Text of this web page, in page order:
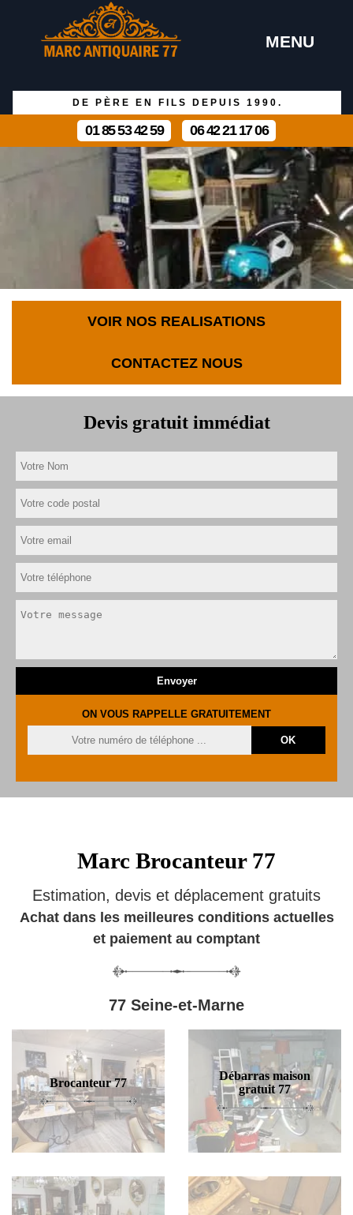
MENU
DE PÈRE EN FILS DEPUIS 1990.
01 85 53 42 59 06 42 21 17 06
VOIR NOS REALISATIONS
CONTACTEZ NOUS
Devis gratuit immédiat
ON VOUS RAPPELLE GRATUITEMENT
Marc Brocanteur 77
Estimation, devis et déplacement gratuits
Achat dans les meilleures conditions actuelles
et paiement au comptant
77 Seine-et-Marne
Brocanteur 77
Débarras maison
gratuit 77